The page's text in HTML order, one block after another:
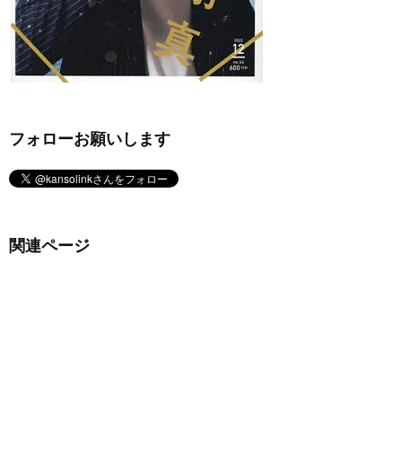
フォローお願いします
関連ページ